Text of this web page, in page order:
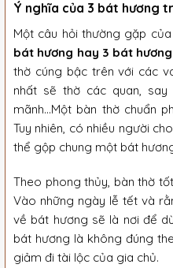
Ý nghĩa của 3 bát hương
Một câu hỏi thường gặp
bát hương hay 3 bát hương
thờ cúng bậc trên với các
nhất sẽ thờ các quan,
mãnh…Một bàn thờ chuẩn
Tuy nhiên, có nhiều người
thể gộp chung một bát
Theo phong thủy, bàn thờ
Vào những ngày lễ tết và
về bát hương sẽ là nơi để
bát hương là không đúng
giảm đi tài lộc của gia chủ.